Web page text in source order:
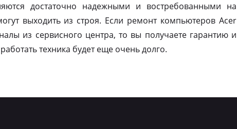
достаточно надежными и востребованными на
выходить из строя. Если ремонт компьютеров Acer
из сервисного центра, то вы получаете гарантию и
техника будет еще очень долго.